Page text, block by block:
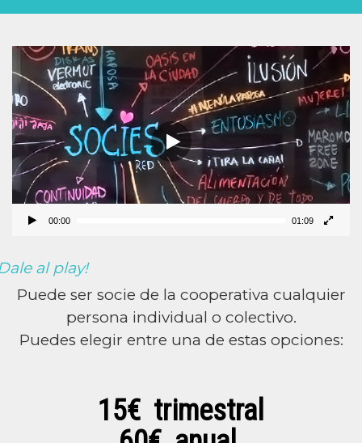
Reproductor
de
vídeo
00:00 01:09
al play!
Puede ser socie de la cooperativa cualquier
persona individual o colectivo.
Puedes elegir entre una de estas opciones:
15€ trimestral